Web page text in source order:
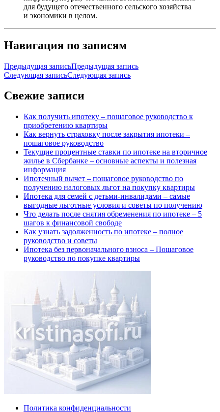
для будущего отечественного сельского хозяйства
и экономики в целом.
Навигация по записям
Предыдущая записьПредыдущая запись
Следующая записьСледующая запись
Свежие записи
Как получить ипотеку – пошаговое руководство к
приобретению квартиры
Как вернуть страховку после закрытия ипотеки –
пошаговое руководство
Текущие процентные ставки по ипотеке на вторичное
жилье в Сбербанке – основные аспекты и полезная
информация
Ипотечный вычет – пошаговое руководство по
получению налоговых льгот на покупку квартиры
Ипотека для семей с детьми-инвалидами – самые
выгодные льготные условия и советы по получению
Что делать после снятия обременения по ипотеке – 5
шагов к финансовой свободе
Как узнать задолженность по ипотеке – полное
руководство и советы
Ипотека без первоначального взноса – Пошаговое
руководство по покупке квартиры
Политика конфиденциальности